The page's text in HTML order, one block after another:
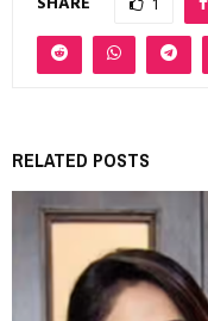
RELATED POSTS